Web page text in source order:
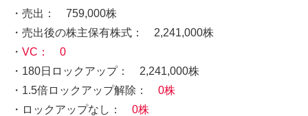
・売出： 759,000株
・売出後の株主保有株式： 2,241,000株
・ VC： 0
・180日ロックアップ： 2,241,000株
・1.5倍ロックアップ解除： 0株
・ロックアップなし： 0株